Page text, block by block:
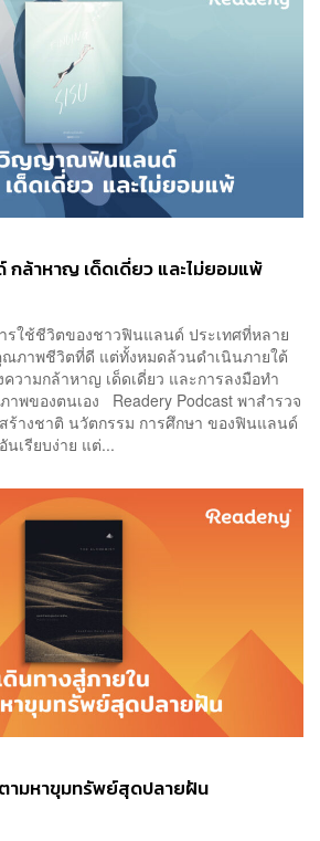
าหาญ เด็ดเดี่ยว และไม่ยอมแพ้
ใช้ชีวิตของชาวฟินแลนด์ ประเทศที่หลาย
ภาพชีวิตที่ดี แต่ทั้งหมดล้วนดำเนินภายใต้
วามกล้าหาญ เด็ดเดี่ยว และการลงมือทำ
าพของตนเอง Readery Podcast พาสำรวจ
ร้างชาติ นวัตกรรม การศึกษา ของฟินแลนด์
เรียบง่าย แต่...
ามหาขุมทรัพย์สุดปลายฝัน